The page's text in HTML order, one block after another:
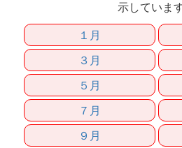
示しています
１月
３月
５月
７月
９月